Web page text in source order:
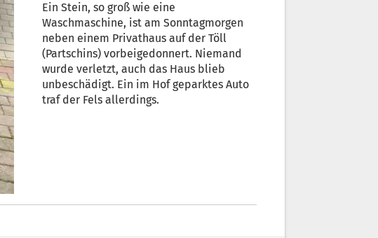
Ein Stein, so groß wie eine
Waschmaschine, ist am Sonntagmorgen
neben einem Privathaus auf der Töll
(Partschins) vorbeigedonnert. Niemand
wurde verletzt, auch das Haus blieb
unbeschädigt. Ein im Hof geparktes Auto
traf der Fels allerdings.